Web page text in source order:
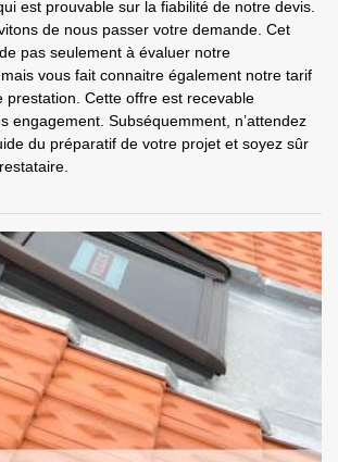
est prouvable sur la fiabilité de notre devis.
de nous passer votre demande. Cet
pas seulement à évaluer notre
vous fait connaitre également notre tarif
prestation. Cette offre est recevable
engagement. Subséquemment, n’attendez
du préparatif de votre projet et soyez sûr